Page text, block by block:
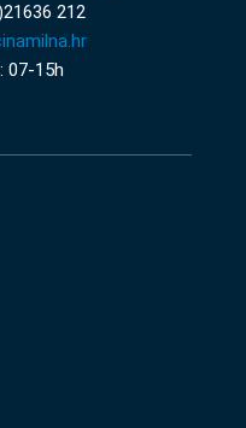
212
07-15h